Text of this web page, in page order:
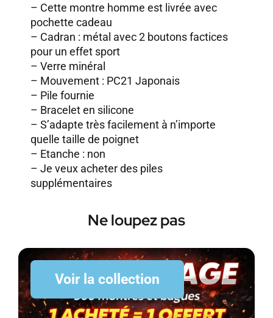
– Cette montre homme est livrée avec
pochette cadeau
– Cadran : métal avec 2 boutons factices
pour un effet sport
– Verre minéral
– Mouvement : PC21 Japonais
– Pile fournie
– Bracelet en silicone
– S’adapte très facilement à n’importe
quelle taille de poignet
– Etanche : non
– Je veux acheter des piles
supplémentaires
Ne loupez pas
Voir la collection